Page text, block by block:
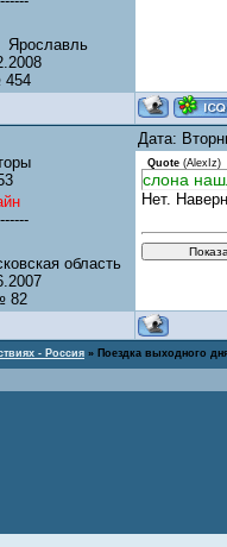
Ярославль
454
Дата:
область
82
Quote (AlexIz)
слона
Нет.
- Россия » Поездка выходного